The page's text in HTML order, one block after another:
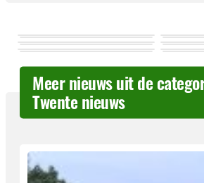
Meer nieuws uit de
Twente nieuws